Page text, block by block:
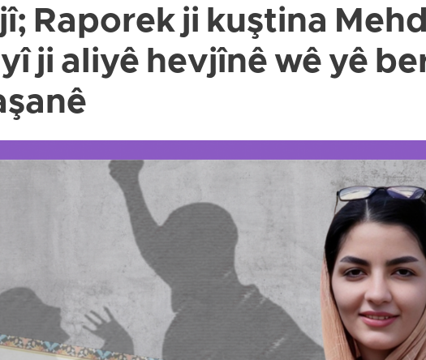
Raporek ji kuştina
ji aliyê hevjînê wê yê